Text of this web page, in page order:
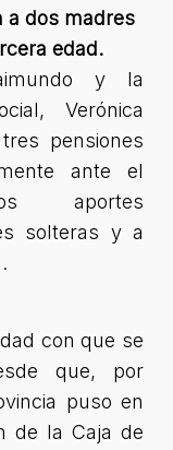
a dos madres
edad.
y la
Verónica
pensiones
ante el
aportes
solteras y a
con que se
que, por
puso en
de la Caja de